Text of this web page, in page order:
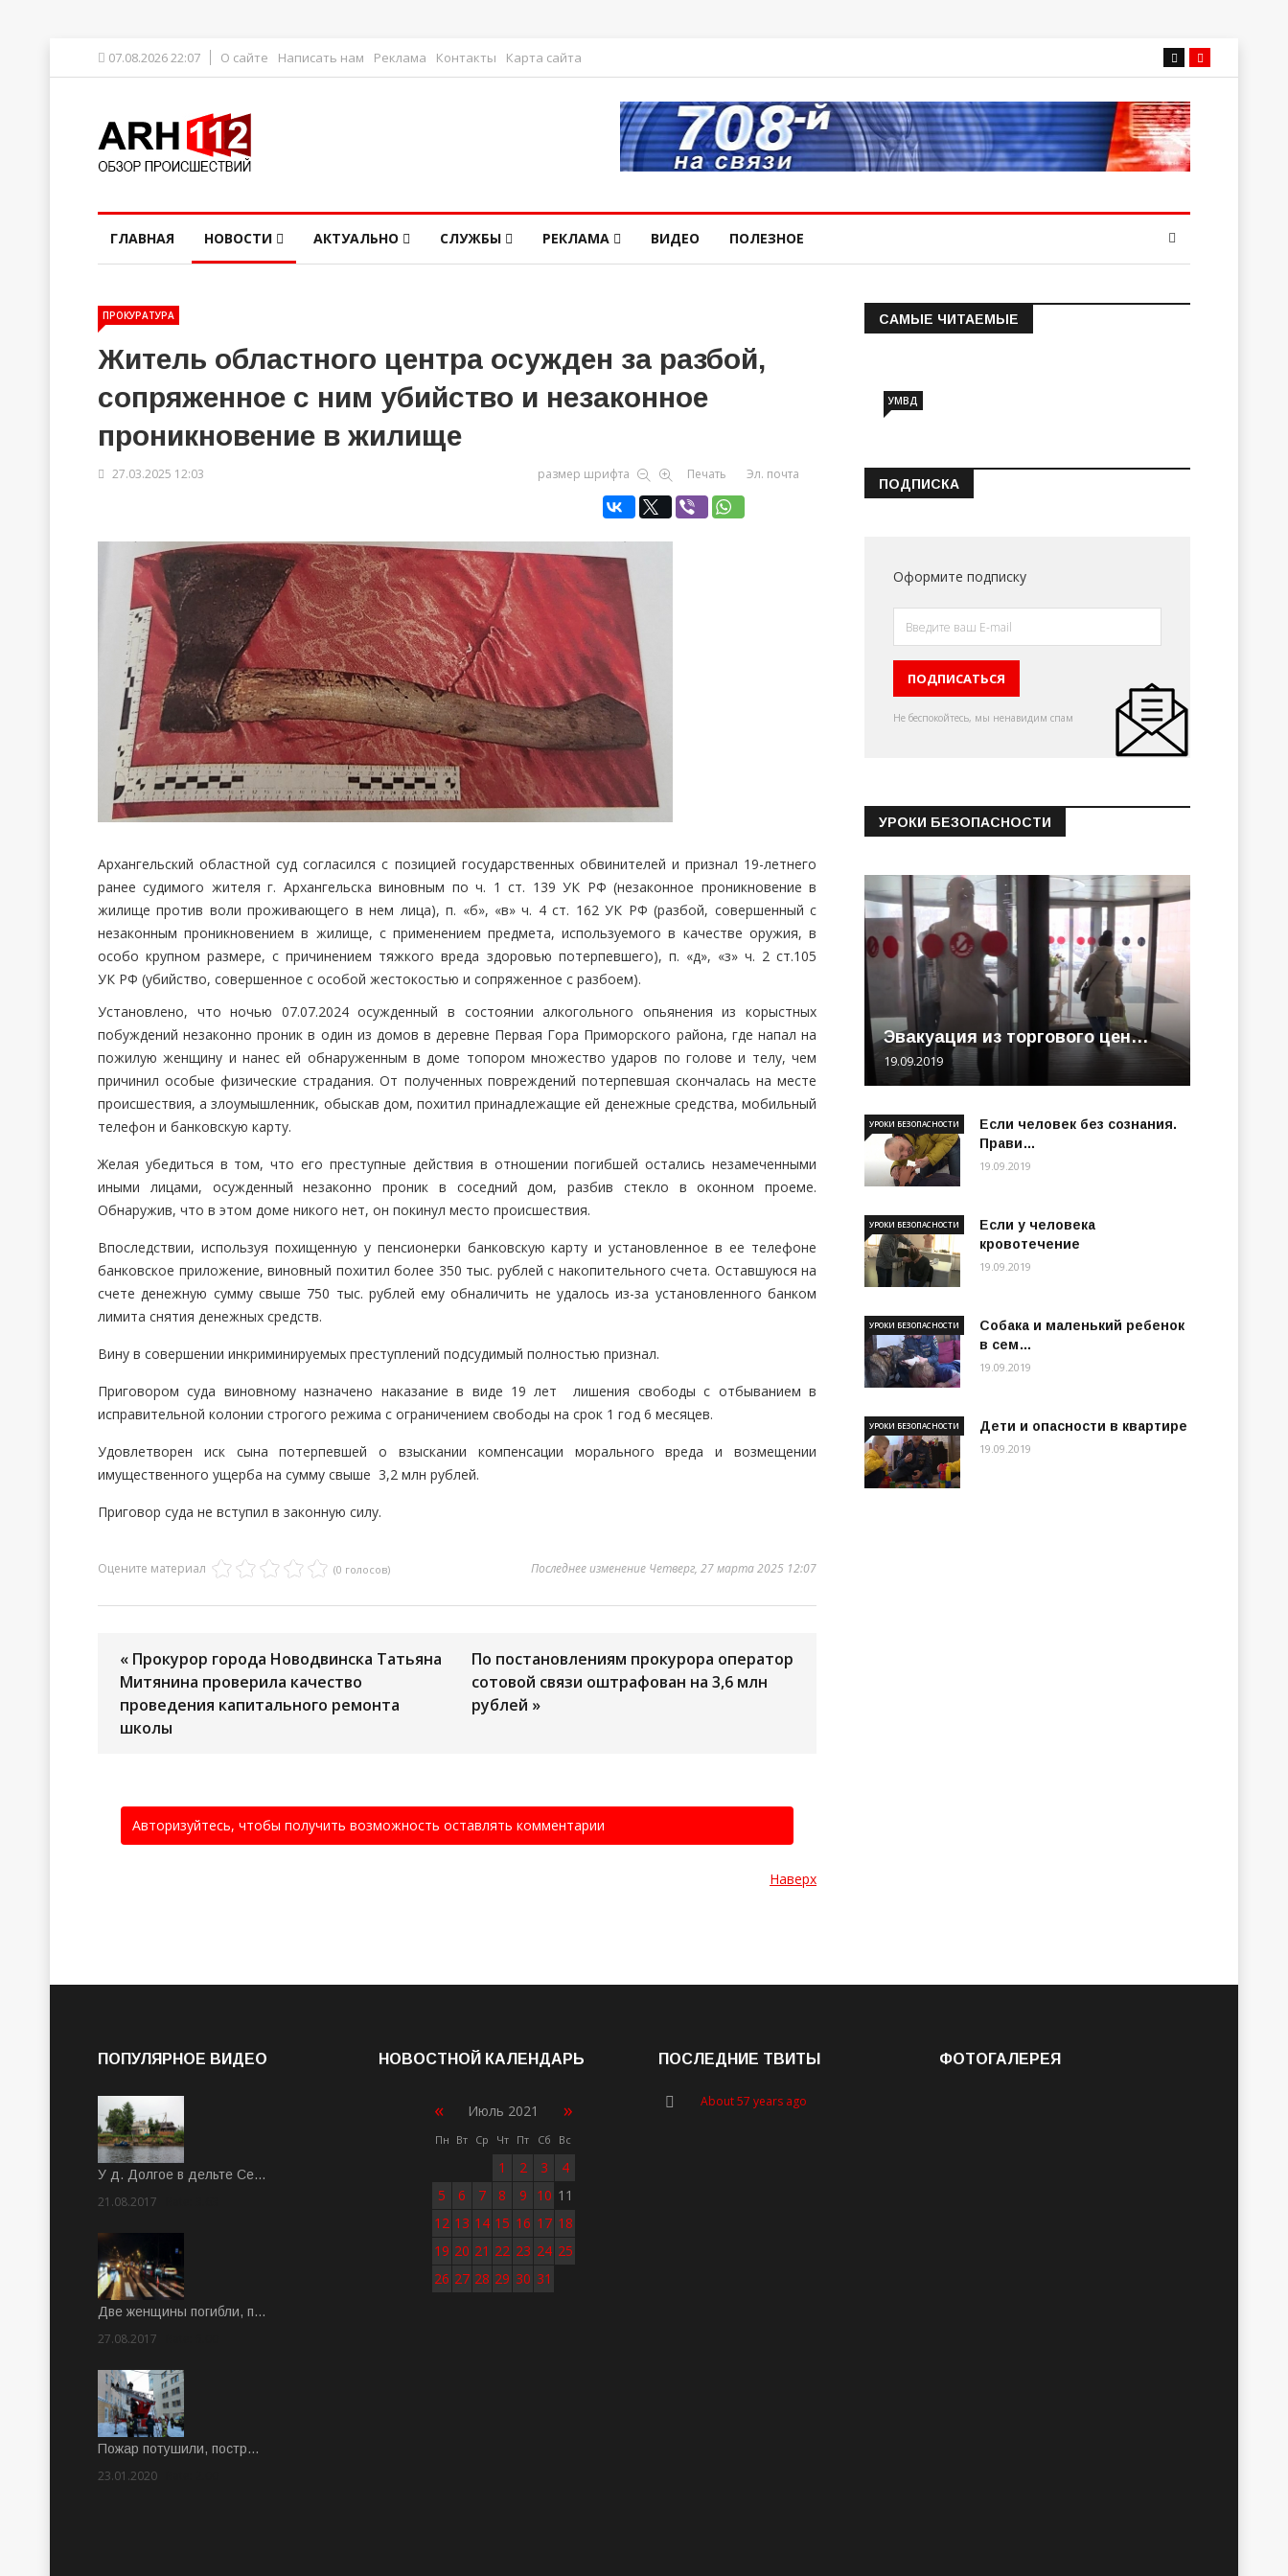
07.08.2026 22:07 О сайте Написать нам Реклама Контакты Карта сайта
ГЛАВНАЯ НОВОСТИ АКТУАЛЬНО СЛУЖБЫ РЕКЛАМА ВИДЕО ПОЛЕЗНОЕ
ПРОКУРАТУРА
Житель областного центра осужден за разбой,
сопряженное с ним убийство и незаконное
проникновение в жилище
27.03.2025 12:03 размер шрифта Печать Эл. почта
Архангельский областной суд согласился с позицией государственных обвинителей и признал 19-летнего
ранее судимого жителя г. Архангельска виновным по ч. 1 ст. 139 УК РФ (незаконное проникновение в
жилище против воли проживающего в нем лица), п. «б», «в» ч. 4 ст. 162 УК РФ (разбой, совершенный с
незаконным проникновением в жилище, с применением предмета, используемого в качестве оружия, в
особо крупном размере, с причинением тяжкого вреда здоровью потерпевшего), п. «д», «з» ч. 2 ст.105
УК РФ (убийство, совершенное с особой жестокостью и сопряженное с разбоем).
Установлено, что ночью 07.07.2024 осужденный в состоянии алкогольного опьянения из корыстных
побуждений незаконно проник в один из домов в деревне Первая Гора Приморского района, где напал на
пожилую женщину и нанес ей обнаруженным в доме топором множество ударов по голове и телу, чем
причинил особые физические страдания. От полученных повреждений потерпевшая скончалась на месте
происшествия, а злоумышленник, обыскав дом, похитил принадлежащие ей денежные средства, мобильный
телефон и банковскую карту.
Желая убедиться в том, что его преступные действия в отношении погибшей остались незамеченными
иными лицами, осужденный незаконно проник в соседний дом, разбив стекло в оконном проеме.
Обнаружив, что в этом доме никого нет, он покинул место происшествия.
Впоследствии, используя похищенную у пенсионерки банковскую карту и установленное в ее телефоне
банковское приложение, виновный похитил более 350 тыс. рублей с накопительного счета. Оставшуюся на
счете денежную сумму свыше 750 тыс. рублей ему обналичить не удалось из-за установленного банком
лимита снятия денежных средств.
Вину в совершении инкриминируемых преступлений подсудимый полностью признал.
Приговором суда виновному назначено наказание в виде 19 лет лишения свободы с отбыванием в
исправительной колонии строгого режима с ограничением свободы на срок 1 год 6 месяцев.
Удовлетворен иск сына потерпевшей о взыскании компенсации морального вреда и возмещении
имущественного ущерба на сумму свыше 3,2 млн рублей.
Приговор суда не вступил в законную силу.
Оцените материал (0 голосов) Последнее изменение Четверг, 27 марта 2025 12:07
« Прокурор города Новодвинска Татьяна
Митянина проверила качество
проведения капитального ремонта
школы
По постановлениям прокурора оператор
сотовой связи оштрафован на 3,6 млн
рублей »
Авторизуйтесь, чтобы получить возможность оставлять комментарии
Наверх
САМЫЕ ЧИТАЕМЫЕ
Информация о состоянии
УМВД
ПОДПИСКА
Оформите подписку
Не беспокойтесь, мы ненавидим спам
УРОКИ БЕЗОПАСНОСТИ
Эвакуация из торгового цен…
19.09.2019
Если человек без сознания.
Прави…
УРОКИ БЕЗОПАСНОСТИ
19.09.2019
Если у человека
кровотечение
УРОКИ БЕЗОПАСНОСТИ
19.09.2019
Собака и маленький ребенок
в сем…
УРОКИ БЕЗОПАСНОСТИ
19.09.2019
Дети и опасности в квартире
УРОКИ БЕЗОПАСНОСТИ
19.09.2019
ПОПУЛЯРНОЕ ВИДЕО
У д. Долгое в дельте Се…
21.08.2017
Две женщины погибли, п…
27.08.2017
Пожар потушили, постр…
23.01.2020
НОВОСТНОЙ КАЛЕНДАРЬ
« Июль 2021 »
Пн Вт Ср Чт Пт Сб Вс
1 2 3
4
5
6 7 8 9 10 11
12 13 14 15 16 17 18
19 20 21 22 23 24 25
26 27 28 29 30 31
ПОСЛЕДНИЕ ТВИТЫ
About 57 years ago
ФОТОГАЛЕРЕЯ